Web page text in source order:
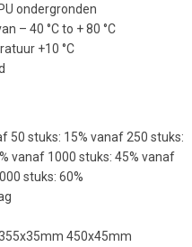
ondergronden
– 40 °C to + 80 °C
+10 °C
50 stuks: 15% vanaf 250 stuks:
vanaf 1000 stuks: 45% vanaf
stuks: 60%
450x45mm